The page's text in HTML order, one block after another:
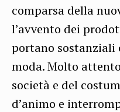
comparsa della
l’avvento dei
portano
moda. Molto
società e del
d’animo e